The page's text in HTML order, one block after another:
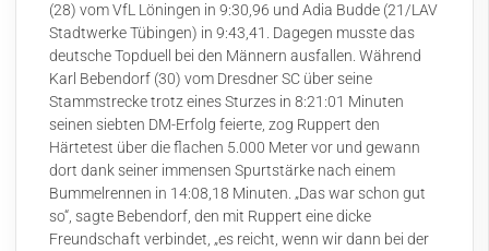
(28) vom VfL Löningen in 9:30,96 und Adia Budde (21/LAV
Stadtwerke Tübingen) in 9:43,41. Dagegen musste das
deutsche Topduell bei den Männern ausfallen. Während
Karl Bebendorf (30) vom Dresdner SC über seine
Stammstrecke trotz eines Sturzes in 8:21:01 Minuten
seinen siebten DM-Erfolg feierte, zog Ruppert den
Härtetest über die flachen 5.000 Meter vor und gewann
dort dank seiner immensen Spurtstärke nach einem
Bummelrennen in 14:08,18 Minuten. „Das war schon gut
so“, sagte Bebendorf, den mit Ruppert eine dicke
Freundschaft verbindet, „es reicht, wenn wir dann bei der